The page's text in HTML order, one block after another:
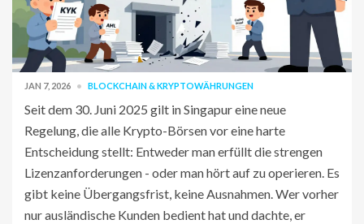
JAN 7, 2026 BLOCKCHAIN & KRYPTOWÄHRUNGEN
Seit dem 30. Juni 2025 gilt in Singapur eine neue
Regelung, die alle Krypto-Börsen vor eine harte
Entscheidung stellt: Entweder man erfüllt die strengen
Lizenzanforderungen - oder man hört auf zu operieren. Es
gibt keine Übergangsfrist, keine Ausnahmen. Wer vorher
nur ausländische Kunden bedient hat und dachte, er